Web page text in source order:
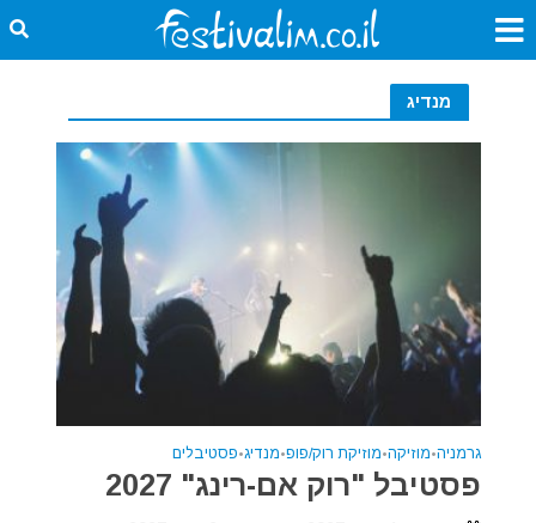
מנדיג
גרמניה•מוזיקה•מוזיקת רוק/פופ•מנדיג•פסטיבלים
פסטיבל "רוק אם-רינג" 2027